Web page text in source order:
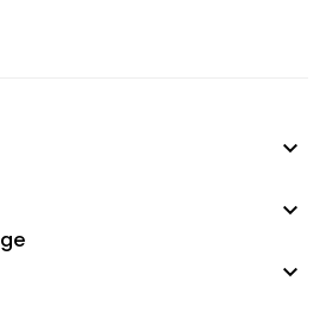


